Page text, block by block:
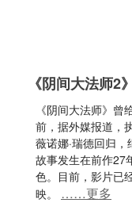
《阴间大法师2
《阴间大法师》
前，据外媒报道，
薇诺娜·瑞德回归，
故事发生在前作27
色。目前，影片已
映。 ……更多